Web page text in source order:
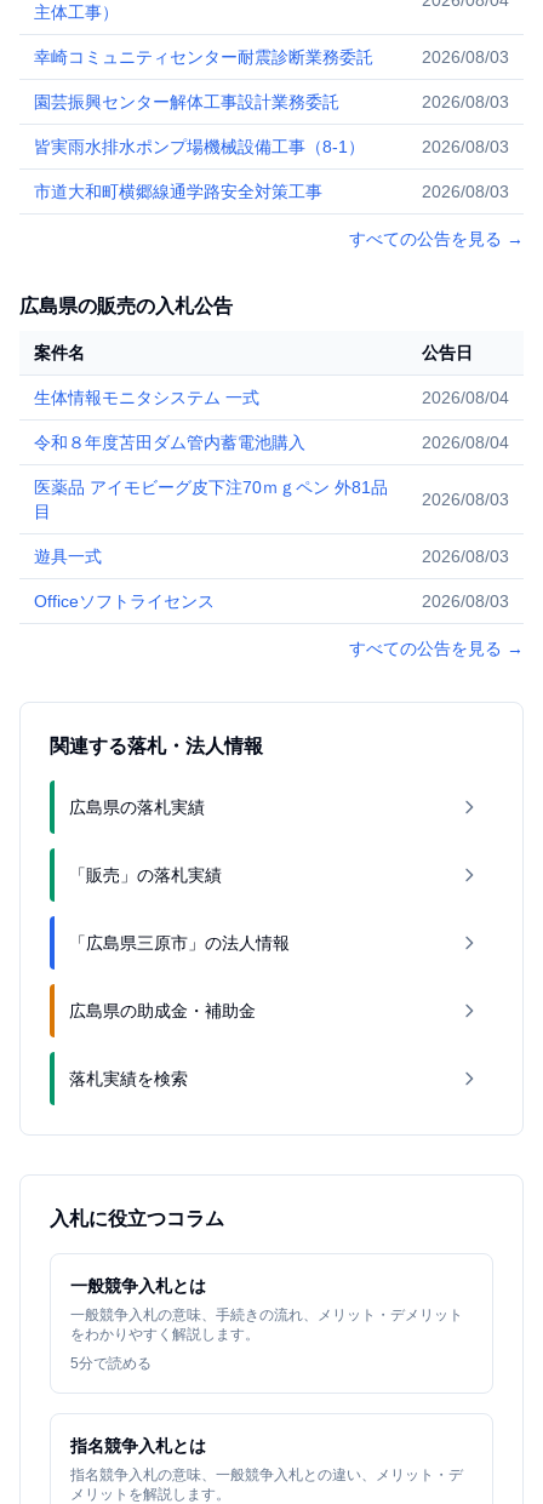
主体工事）
幸崎コミュニティセンター耐震診断業務委託 2026/08/03
園芸振興センター解体工事設計業務委託 2026/08/03
皆実雨水排水ポンプ場機械設備工事（8-1） 2026/08/03
市道大和町横郷線通学路安全対策工事 2026/08/03
すべての公告を見る →
広島県の販売の入札公告
案件名 公告日
生体情報モニタシステム 一式 2026/08/04
令和８年度苫田ダム管内蓄電池購入 2026/08/04
医薬品 アイモビーグ皮下注70ｍｇペン 外81品
目
2026/08/03
遊具一式 2026/08/03
Officeソフトライセンス 2026/08/03
すべての公告を見る →
関連する落札・法人情報
広島県の落札実績
「販売」の落札実績
「広島県三原市」の法人情報
広島県の助成金・補助金
落札実績を検索
入札に役立つコラム
一般競争入札とは
一般競争入札の意味、手続きの流れ、メリット・デメリット
をわかりやすく解説します。
5分で読める
指名競争入札とは
指名競争入札の意味、一般競争入札との違い、メリット・デ
メリットを解説します。